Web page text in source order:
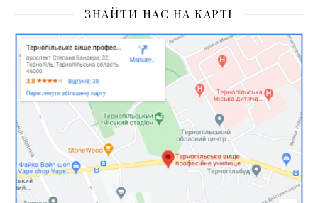
ЗНАЙТИ НАС НА КАРТІ